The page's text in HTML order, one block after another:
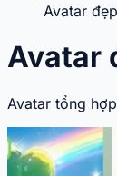
Avatar
Avatar
Avatar tổng